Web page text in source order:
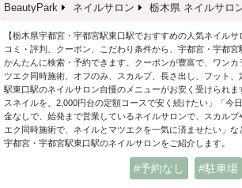
BeautyPark ネイルサロン 栃木県 ネイルサロ
【栃木県宇都宮・宇都宮駅東口駅でおすすめの人気ネイル
コミ・評判、クーポン、こだわり条件から、宇都宮・宇都
かんたんに検索・予約できます。クーポンが豊富で、ワンカ
ツエク同時施術、オフのみ、スカルプ、長さ出し、フット
駅東口駅のネイルサロン自慢のメニューがお安く受けられま
スネイルを、2,000円台の定額コースで安く続けたい」「今
金なしで、始発まで営業しているネイルサロンで、スカルプ
エク同時施術で、ネイルとマツエクを一気に済ませたい」
宇都宮・宇都宮駅東口駅のネイルサロンをご紹介します。
予約なし 駐車場